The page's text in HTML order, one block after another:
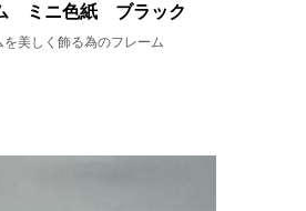
ミニ色紙 ブラック
美しく飾る為のフレーム